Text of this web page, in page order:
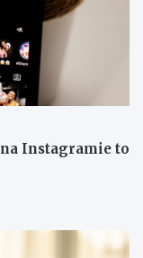
Instagramie to